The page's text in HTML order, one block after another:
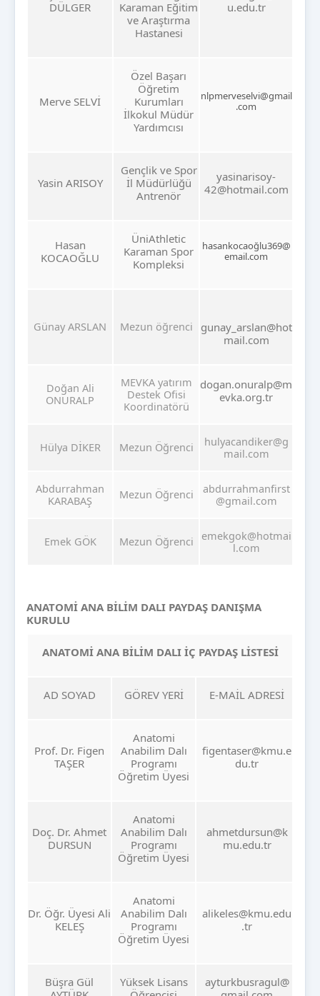
DÜLGER
Karaman Eğitim
ve Araştırma
Hastanesi
u.edu.tr
Merve SELVİ
Özel Başarı
Öğretim
Kurumları
İlkokul Müdür
Yardımcısı
nlpmerveselvi@gmail
.com
Yasin ARISOY
Gençlik ve Spor
İl Müdürlüğü
Antrenör
yasinarisoy-
42@hotmail.com
Hasan
KOCAOĞLU
ÜniAthletic
Karaman Spor
Kompleksi
hasankocaoğlu369@
email.com
Günay ARSLAN Mezun öğrenci
gunay_arslan@hot
mail.com
Doğan Ali
ONURALP
MEVKA yatırım
Destek Ofisi
Koordinatörü
dogan.onuralp@m
evka.org.tr
Hülya DİKER Mezun Öğrenci
hulyacandiker@g
mail.com
Abdurrahman
KARABAŞ
Mezun Öğrenci
abdurrahmanfirst
@gmail.com
Emek GÖK Mezun Öğrenci
emekgok@hotmai
l.com
ANATOMİ ANA BİLİM DALI PAYDAŞ DANIŞMA
KURULU
ANATOMİ ANA BİLİM DALI İÇ PAYDAŞ LİSTESİ
AD SOYAD GÖREV YERİ E-MAİL ADRESİ
Prof. Dr. Figen
TAŞER
Anatomi
Anabilim Dalı
Programı
Öğretim Üyesi
figentaser@kmu.e
du.tr
Doç. Dr. Ahmet
DURSUN
Anatomi
Anabilim Dalı
Programı
Öğretim Üyesi
ahmetdursun@k
mu.edu.tr
Dr. Öğr. Üyesi Ali
KELEŞ
Anatomi
Anabilim Dalı
Programı
Öğretim Üyesi
alikeles@kmu.edu
.tr
Büşra Gül
Yüksek Lisans
ayturkbusragul@